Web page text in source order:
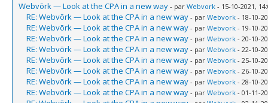
Webvõrk — Look at the CPA in a new way - par Webvork - 15-10-2021,
RE: Webvõrk — Look at the CPA in a new way - par Webvork - 18-10-
RE: Webvõrk — Look at the CPA in a new way - par Webvork - 19-10-
RE: Webvõrk — Look at the CPA in a new way - par Webvork - 20-10-
RE: Webvõrk — Look at the CPA in a new way - par Webvork - 22-10-
RE: Webvõrk — Look at the CPA in a new way - par Webvork - 25-10-
RE: Webvõrk — Look at the CPA in a new way - par Webvork - 26-10-
RE: Webvõrk — Look at the CPA in a new way - par Webvork - 28-10-
RE: Webvõrk — Look at the CPA in a new way - par Webvork - 01-11-